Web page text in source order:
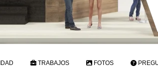
TRABAJOS FOTOS